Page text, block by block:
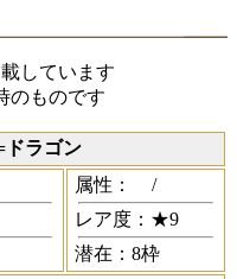
しています
のものです
ドラゴン
属性：
/
レア度：★9
潜在：8枠